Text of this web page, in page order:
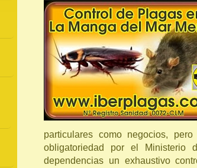
particulares como negocios,
obligatoriedad por el Ministerio
dependencias un exhaustivo